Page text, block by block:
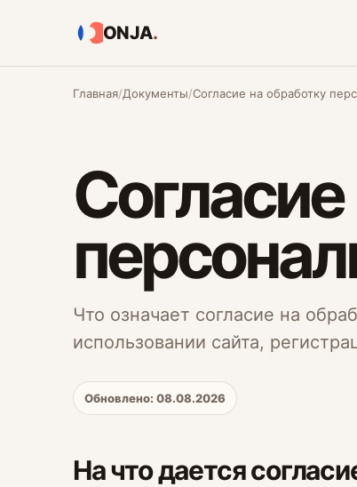
ONJA.
Главная Документы Согласие на обработку
Что означает согласие на
использовании сайта,
Обновлено: 08.08.2026
На что дается